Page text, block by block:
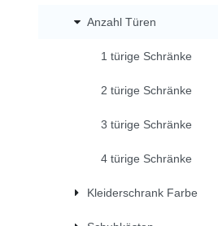
Anzahl Türen
1 türige Schränke
2 türige Schränke
3 türige Schränke
4 türige Schränke
Kleiderschrank Farbe